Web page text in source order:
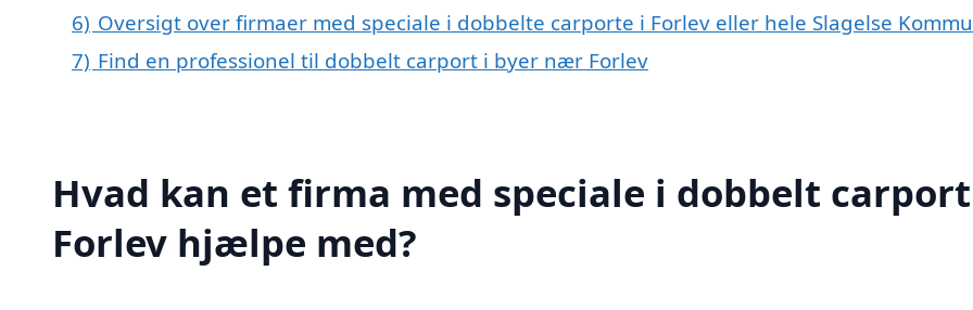
6) Oversigt over firmaer med speciale i dobbelte carporte i Forlev eller hele Slagelse
7) Find en professionel til dobbelt carport i byer nær Forlev
Hvad kan et firma med speciale i dobbelt
Forlev hjælpe med?